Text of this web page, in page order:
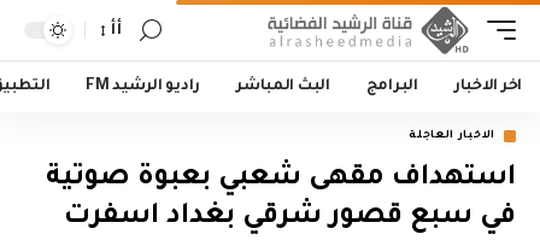
أأ
اخر الاخبار البرامج البث المباشر راديو الرشيد FM
الاخبار العاجلة
استهداف مقهى شعبي بعبوة صوتية
في سبع قصور شرقي بغداد اسفرت